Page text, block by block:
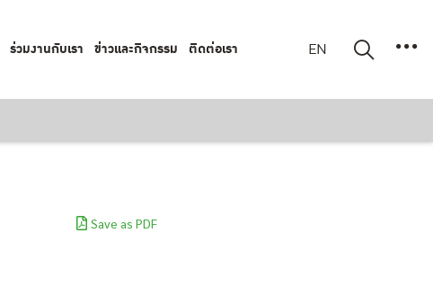
ร่วมงานกับเรา ข่าวและกิจกรรม ติดต่อเรา EN
Save as PDF